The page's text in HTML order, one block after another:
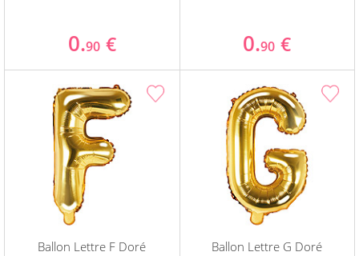
0.90 € 0.90 €
Ballon Lettre F Doré Ballon Lettre G Doré